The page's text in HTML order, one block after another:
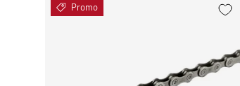
Promo